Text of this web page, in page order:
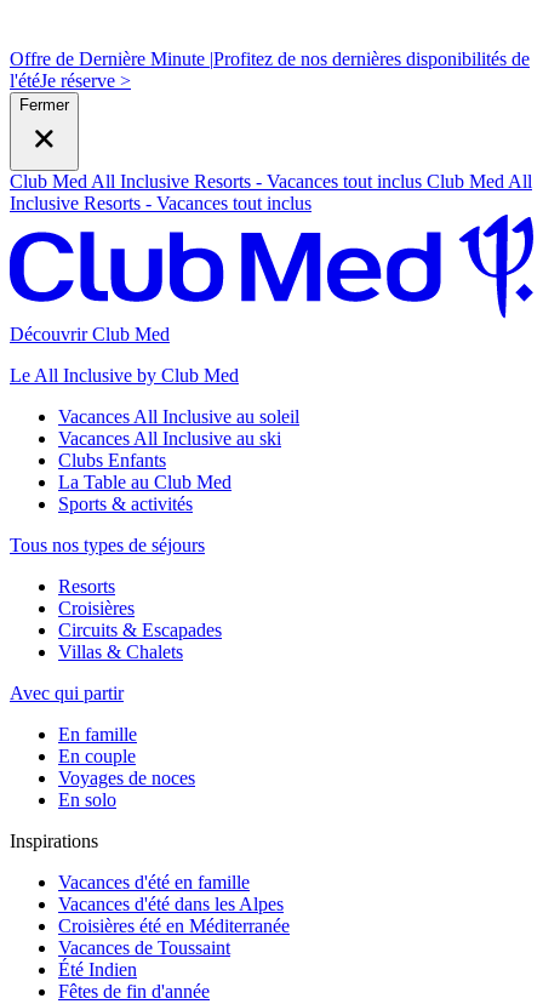
Offre de Dernière Minute |Profitez de nos dernières disponibilités de
l'étéJe réserve >
Fermer
Club Med All Inclusive Resorts - Vacances tout inclus Club Med All
Inclusive Resorts - Vacances tout inclus
Découvrir Club Med
Le All Inclusive by Club Med
Vacances All Inclusive au soleil
Vacances All Inclusive au ski
Clubs Enfants
La Table au Club Med
Sports & activités
Tous nos types de séjours
Resorts
Croisières
Circuits & Escapades
Villas & Chalets
Avec qui partir
En famille
En couple
Voyages de noces
En solo
Inspirations
Vacances d'été en famille
Vacances d'été dans les Alpes
Croisières été en Méditerranée
Vacances de Toussaint
Été Indien
Fêtes de fin d'année